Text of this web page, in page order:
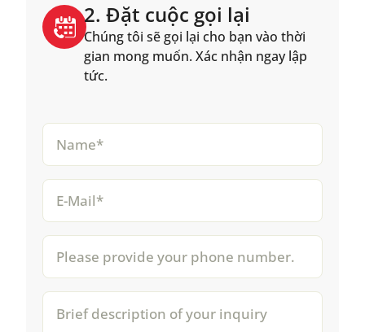
2. Đặt cuộc gọi lại
Chúng tôi sẽ gọi lại cho bạn vào thời
gian mong muốn. Xác nhận ngay lập
tức.